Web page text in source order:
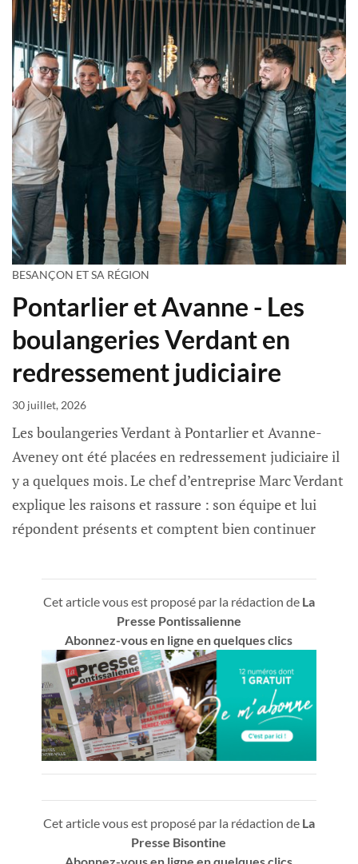
BESANÇON ET SA RÉGION
Pontarlier et Avanne - Les
boulangeries Verdant en
redressement judiciaire
30 juillet, 2026
Les boulangeries Verdant à Pontarlier et Avanne-
Aveney ont été placées en redressement judiciaire il
y a quelques mois. Le chef d’entreprise Marc Verdant
explique les raisons et rassure : son équipe et lui
répondent présents et comptent bien continuer
Cet article vous est proposé par la rédaction de La
Presse Pontissalienne
Abonnez-vous en ligne en quelques clics
Cet article vous est proposé par la rédaction de La
Presse Bisontine